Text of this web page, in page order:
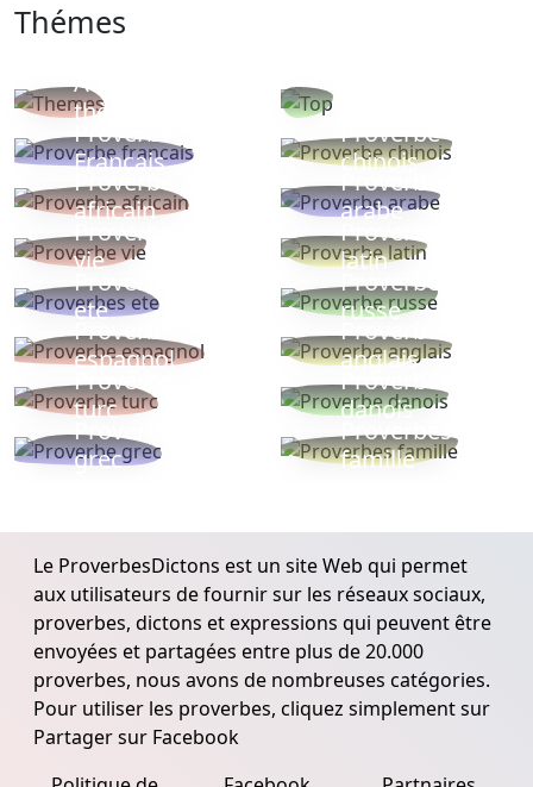
Thémes
Autres
thèmes
Proverbe
Français
Proverbe
chinois
Proverbe
africain
Proverbe
arabe
Proverbe
vie
Proverbe
latin
Proverbes
ete
Proverbe
russe
Proverbe
espagnol
Proverbe
anglais
Proverbe
turc
Proverbe
danois
Proverbe
grec
Proverbes
famille
Le ProverbesDictons est un site Web qui permet
aux utilisateurs de fournir sur les réseaux sociaux,
proverbes, dictons et expressions qui peuvent être
envoyées et partagées entre plus de 20.000
proverbes, nous avons de nombreuses catégories.
Pour utiliser les proverbes, cliquez simplement sur
Partager sur Facebook